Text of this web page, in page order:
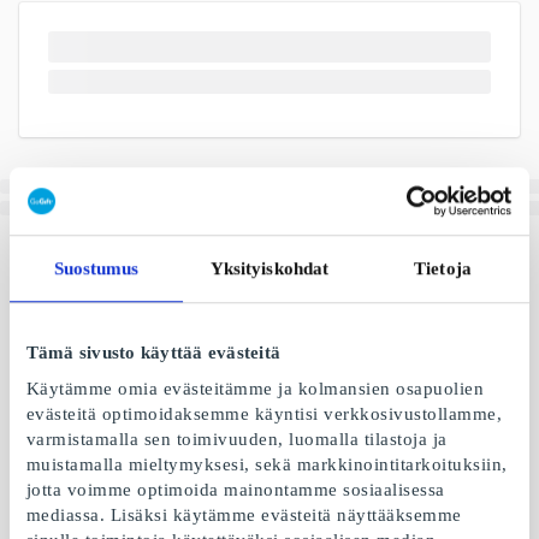
Suostumus Yksityiskohdat Tietoja
Tämä sivusto käyttää evästeitä
Käytämme omia evästeitämme ja kolmansien osapuolien
evästeitä optimoidaksemme käyntisi verkkosivustollamme,
varmistamalla sen toimivuuden, luomalla tilastoja ja
muistamalla mieltymyksesi, sekä markkinointitarkoituksiin,
jotta voimme optimoida mainontamme sosiaalisessa
mediassa. Lisäksi käytämme evästeitä näyttääksemme